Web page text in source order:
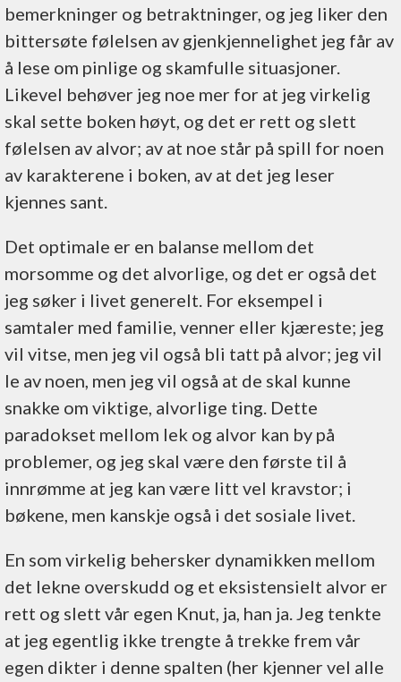
bemerkninger og betraktninger, og jeg liker den
bittersøte følelsen av gjenkjennelighet jeg får av
å lese om pinlige og skamfulle situasjoner.
Likevel behøver jeg noe mer for at jeg virkelig
skal sette boken høyt, og det er rett og slett
følelsen av alvor; av at noe står på spill for noen
av karakterene i boken, av at det jeg leser
kjennes sant.
Det optimale er en balanse mellom det
morsomme og det alvorlige, og det er også det
jeg søker i livet generelt. For eksempel i
samtaler med familie, venner eller kjæreste; jeg
vil vitse, men jeg vil også bli tatt på alvor; jeg vil
le av noen, men jeg vil også at de skal kunne
snakke om viktige, alvorlige ting. Dette
paradokset mellom lek og alvor kan by på
problemer, og jeg skal være den første til å
innrømme at jeg kan være litt vel kravstor; i
bøkene, men kanskje også i det sosiale livet.
En som virkelig behersker dynamikken mellom
det lekne overskudd og et eksistensielt alvor er
rett og slett vår egen Knut, ja, han ja. Jeg tenkte
at jeg egentlig ikke trengte å trekke frem vår
egen dikter i denne spalten (her kjenner vel alle